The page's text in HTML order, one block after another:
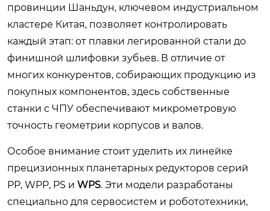
провинции Шаньдун, ключевом индустриальном
кластере Китая, позволяет контролировать
каждый этап: от плавки легированной стали до
финишной шлифовки зубьев. В отличие от
многих конкурентов, собирающих продукцию из
покупных компонентов, здесь собственные
станки с ЧПУ обеспечивают микрометровую
точность геометрии корпусов и валов.
Особое внимание стоит уделить их линейке
прецизионных планетарных редукторов серий
PP, WPP, PS и WPS. Эти модели разработаны
специально для сервосистем и робототехники,